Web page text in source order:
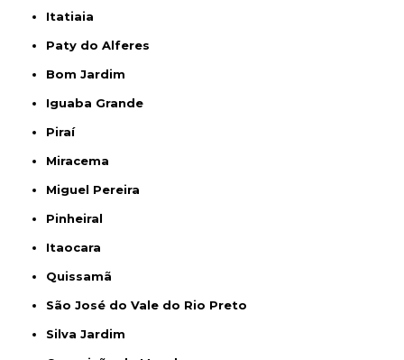
Itatiaia
Paty do Alferes
Bom Jardim
Iguaba Grande
Piraí
Miracema
Miguel Pereira
Pinheiral
Itaocara
Quissamã
São José do Vale do Rio Preto
Silva Jardim